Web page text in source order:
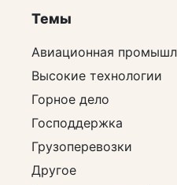
Темы
Авиационная
Высокие технологии
Горное дело
Господдержка
Грузоперевозки
Другое